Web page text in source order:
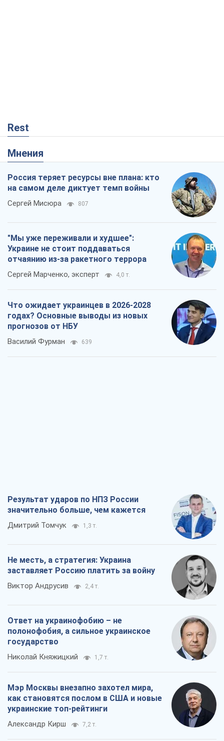
Rest
Мнения
Россия теряет ресурсы вне плана: кто
на самом деле диктует темп войны
Сергей Мисюра 807
"Мы уже переживали и худшее":
Украине не стоит поддаваться
отчаянию из-за ракетного террора
Сергей Марченко, эксперт 4,0 т.
Что ожидает украинцев в 2026-2028
годах? Основные выводы из новых
прогнозов от НБУ
Василий Фурман 639
Результат ударов по НПЗ России
значительно больше, чем кажется
Дмитрий Томчук 1,3 т.
Не месть, а стратегия: Украина
заставляет Россию платить за войну
Виктор Андрусив 2,4 т.
Ответ на украинофобию – не
полонофобия, а сильное украинское
государство
Николай Княжицкий 1,7 т.
Мэр Москвы внезапно захотел мира,
как становятся послом в США и новые
украинские топ-рейтинги
Александр Кирш 7,2 т.